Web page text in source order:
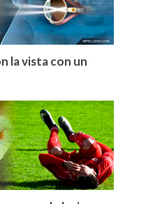
la vista con un